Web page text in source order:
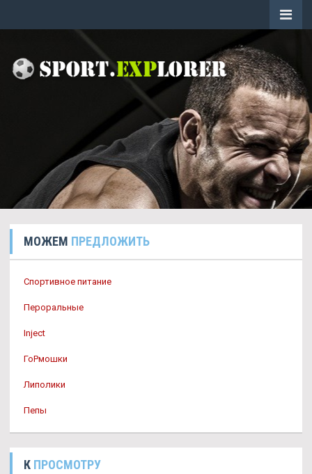
МОЖЕМ ПРЕДЛОЖИТЬ
Спортивное питание
Пероральные
Inject
ГоРмошки
Липолики
Пепы
К ПРОСМОТРУ